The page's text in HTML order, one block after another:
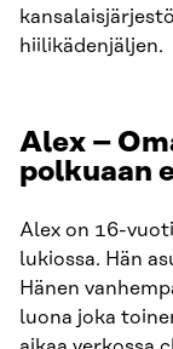
hiilikädenjäljen.
Alex –
polkuaan
Alex on 16-
lukiossa. Hän
Hänen
luona joka